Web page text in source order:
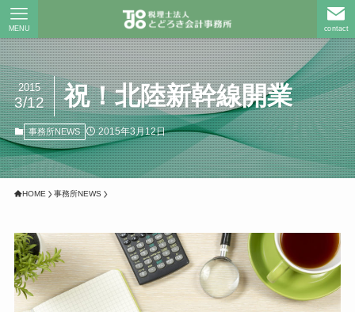
contact
MENU
祝！北陸新幹線開業
2015
3/12
事務所NEWS 2015年3月12日
HOME 事務所NEWS